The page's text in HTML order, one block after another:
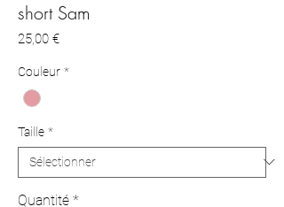
short Sam
25,00 €Prix
Couleur *
Taille *
Quantité *